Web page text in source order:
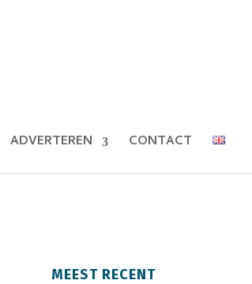
ADVERTEREN CONTACT
MEEST RECENT